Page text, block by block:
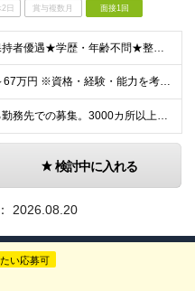
日 賞与複数月 面接1回
★整備士資格保持者優遇★学歴・年齢不問★整備経験者・既卒者・第二新卒・車業界経験者・未経験者歓迎！ ◎経験や資格を活かしてキャリアアップしたい方 ◎ライフスタイルに合った働き方を求めている方 ◎技術
◆月給25万円～67万円 ※資格・経験・能力を考慮の上、優遇 ※現年収・年齢・経験・資格・能力等、総合的に考慮し、決定します。 ※自動車整備の実務経験がある方はご相談ください！ ※試用期間有(同待遇/
全国各地にある勤務先での募集。3000カ所以上から希望を考慮し決定。 ★転居を伴う転勤なし。 ★遠方からのご応募も歓迎！引越など赴任に伴う費用、家賃は全額負担します（会社規定による）。 ★請負先
検討中に入れる
2026.08.20
い応募可